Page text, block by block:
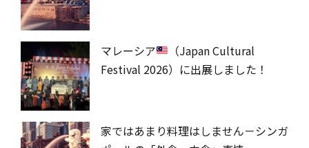
マレーシア
（Japan Cultural
Festival 2026）に出展しました！
家ではあまり料理はしません－シンガ